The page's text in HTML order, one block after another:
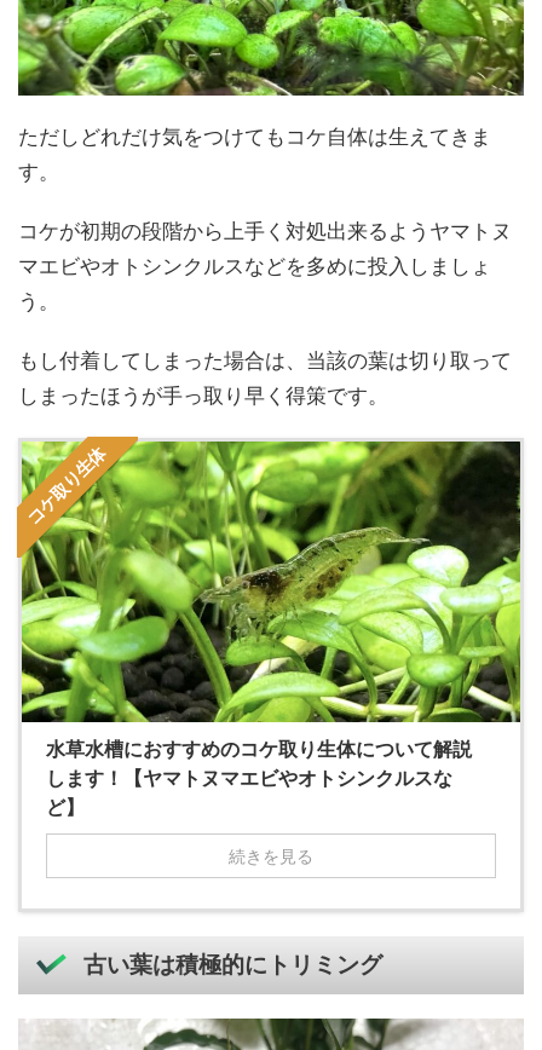
ただしどれだけ気をつけてもコケ自体は生えてきま
す。
コケが初期の段階から上手く対処出来るようヤマトヌ
マエビやオトシンクルスなどを多めに投入しましょ
う。
もし付着してしまった場合は、当該の葉は切り取って
しまったほうが手っ取り早く得策です。
コケ取り生体
水草水槽におすすめのコケ取り生体について解説
します！【ヤマトヌマエビやオトシンクルスな
ど】
続きを見る
古い葉は積極的にトリミング